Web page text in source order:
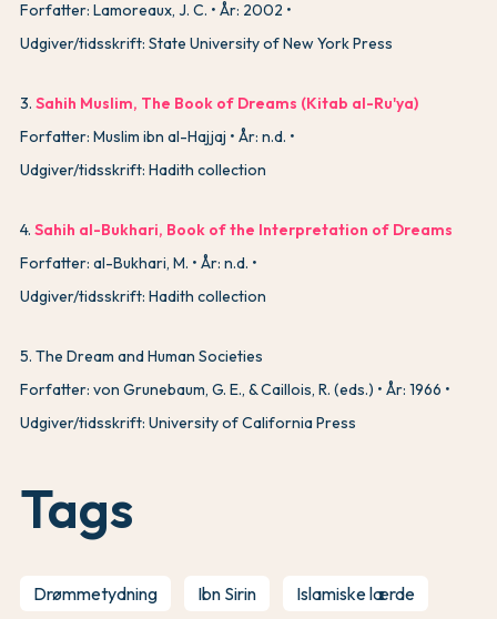
Forfatter: Lamoreaux, J. C.
År: 2002
Udgiver/tidsskrift: State University of New York Press
3. Sahih Muslim, The Book of Dreams (Kitab al-Ru'ya)
Forfatter: Muslim ibn al-Hajjaj
År: n.d.
Udgiver/tidsskrift: Hadith collection
4. Sahih al-Bukhari, Book of the Interpretation of Dreams
Forfatter: al-Bukhari, M.
År: n.d.
Udgiver/tidsskrift: Hadith collection
5. The Dream and Human Societies
Forfatter: von Grunebaum, G. E., & Caillois, R. (eds.)
År: 1966
Udgiver/tidsskrift: University of California Press
Tags
Drømmetydning Ibn Sirin Islamiske lærde